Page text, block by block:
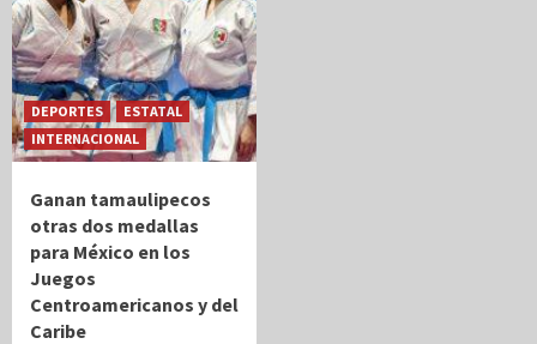
DEPORTES
ESTATAL
INTERNACIONAL
Ganan tamaulipecos
otras dos medallas
para México en los
Juegos
Centroamericanos y del
Caribe